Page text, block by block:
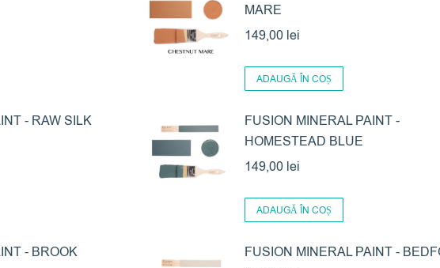
MARE
149,00 lei
ADAUGĂ ÎN COȘ
- RAW SILK
FUSION MINERAL PAINT -
HOMESTEAD BLUE
149,00 lei
ADAUGĂ ÎN COȘ
- BROOK
FUSION MINERAL PAINT -